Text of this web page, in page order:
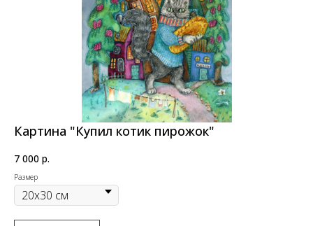
Картина "Купил котик пирожок"
7 000 р.
Размер